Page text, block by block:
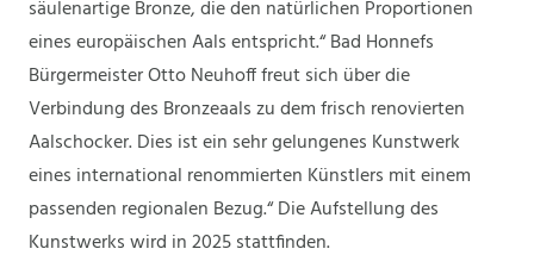
säulenartige Bronze, die den natürlichen Proportionen
eines europäischen Aals entspricht.“ Bad Honnefs
Bürgermeister Otto Neuhoff freut sich über die
Verbindung des Bronzeaals zu dem frisch renovierten
Aalschocker. Dies ist ein sehr gelungenes Kunstwerk
eines international renommierten Künstlers mit einem
passenden regionalen Bezug.“ Die Aufstellung des
Kunstwerks wird in 2025 stattfinden.